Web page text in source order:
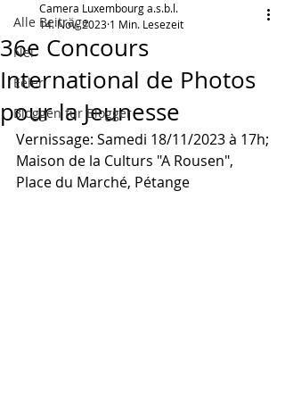
Alle Beiträge
Nei
Eeler
Bloggen für Blogger
36e Concours
International de Photos
pour la Jeunesse
Camera Luxembourg a.s.b.l.
14. Nov. 2023 1 Min. Lesezeit
Vernissage: Samedi 18/11/2023 à 17h;
Maison de la Culturs "A Rousen",
Place du Marché, Pétange